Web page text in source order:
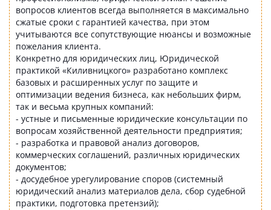
вопросов клиентов всегда выполняется в максимально
сжатые сроки с гарантией качества, при этом
учитываются все сопутствующие нюансы и возможные
пожелания клиента.
Конкретно для юридических лиц, Юридической
практикой «Киливницкого» разработано комплекс
базовых и расширенных услуг по защите и
оптимизации ведения бизнеса, как небольших фирм,
так и весьма крупных компаний:
- устные и письменные юридические консультации по
вопросам хозяйственной деятельности предприятия;
- разработка и правовой анализ договоров,
коммерческих соглашений, различных юридических
документов;
- досудебное урегулирование споров (системный
юридический анализ материалов дела, сбор судебной
практики, подготовка претензий);